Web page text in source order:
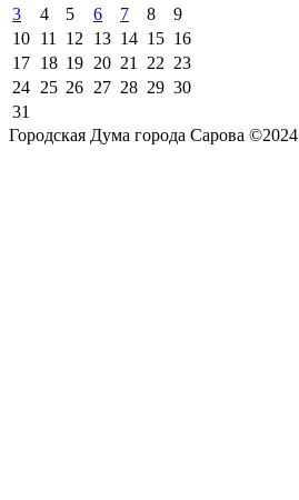
3
4 5 6 7 8
9
10 11 12 13 14 15 16
17 18 19 20 21 22 23
24 25 26 27 28 29 30
31
Городская Дума города Сарова ©2024